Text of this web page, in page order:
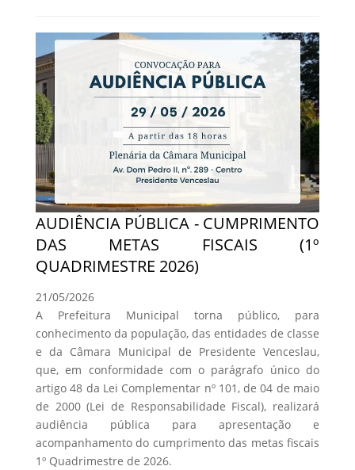
AUDIÊNCIA PÚBLICA - CUMPRIMENTO
DAS METAS FISCAIS (1º
QUADRIMESTRE 2026)
21/05/2026
A Prefeitura Municipal torna público, para
conhecimento da população, das entidades de classe
e da Câmara Municipal de Presidente Venceslau,
que, em conformidade com o parágrafo único do
artigo 48 da Lei Complementar nº 101, de 04 de maio
de 2000 (Lei de Responsabilidade Fiscal), realizará
audiência pública para apresentação e
acompanhamento do cumprimento das metas fiscais
1º Quadrimestre de 2026.